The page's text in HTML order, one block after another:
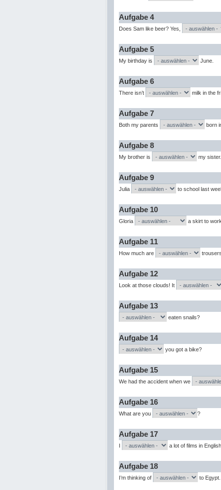
Aufgabe 4
Does Sam like beer? Yes,
Aufgabe 5
My birthday is June.
Aufgabe 6
There isn’t milk in the
Aufgabe 7
Both my parents born
Aufgabe 8
My brother is my
Aufgabe 9
Julia to school last
Aufgabe 10
Gloria a skirt to
Aufgabe 11
How much are
Aufgabe 12
Look at those clouds! It
Aufgabe 13
eaten snails?
Aufgabe 14
you got a bike?
Aufgabe 15
We had the accident when we
Aufgabe 16
What are you ?
Aufgabe 17
I a lot of films in
Aufgabe 18
I’m thinking of to Egypt.